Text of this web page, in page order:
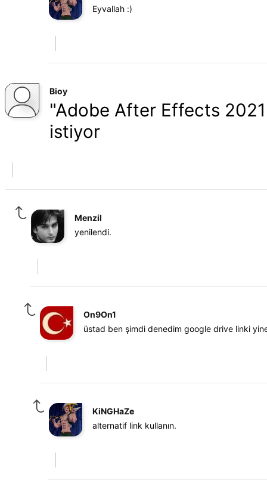
Eyvallah :)
Bioy
"Adobe After Effects
istiyor
Menzil
yenilendi.
On9On1
üstad ben şimdi denedim google drive linki
KiNGHaZe
alternatif link kullanın.